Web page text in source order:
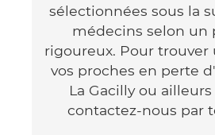
sélectionnées sous la
médecins selon un
rigoureux. Pour trouver
vos proches en perte
La Gacilly ou
contactez-nous par